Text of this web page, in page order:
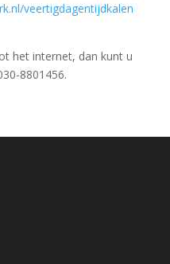
veertigdagentijdkalen
het internet, dan kunt u
8801456.